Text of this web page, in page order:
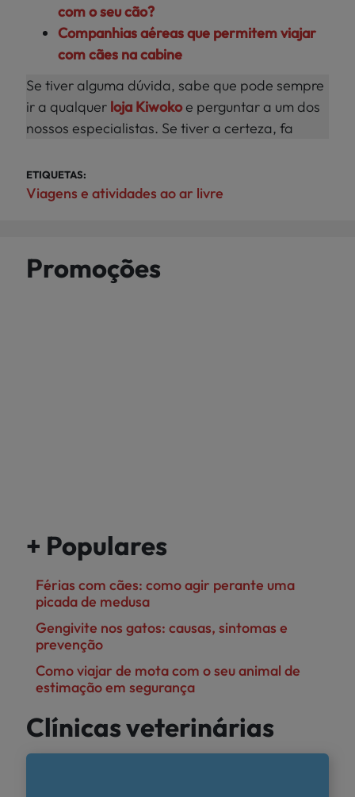
com o seu cão?
Companhias aéreas que permitem viajar
com cães na cabine
Se tiver alguma dúvida, sabe que pode sempre
ir a qualquer loja Kiwokoe perguntar a um dos
nossos especialistas. Se tiver a certeza, fa
ETIQUETAS:
Viagens e atividades ao ar livre
Promoções
+ Populares
Férias com cães: como agir perante uma
picada de medusa
Gengivite nos gatos: causas, sintomas e
prevenção
Como viajar de mota com o seu animal de
estimação em segurança
Clínicas veterinárias